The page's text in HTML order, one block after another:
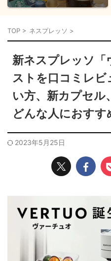
TOP > ネスプレッソ >
新ネスプレッソ「
ストを口コミレビ
い方、新カプセル
どんな人におすす
2023年5月25日